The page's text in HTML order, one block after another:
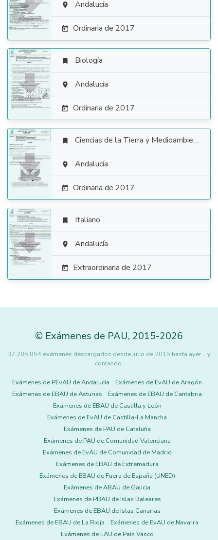
  Andalucía
 Ordinaria de 2017

 Biología
 Andalucía
 Ordinaria de 2017

 Ciencias de la Tierra y Medioambientales
 Andalucía
 Ordinaria de 2017

 Italiano
 Andalucía
 Extraordinaria de 2017
© Exámenes de PAU, 2015-2026
37.285.854 exámenes descargados desde julio de 2015 hasta ayer... y
contando.
Exámenes de PEvAU de Andalucía
Exámenes de EvAU de Aragón
Exámenes de EBAU de Asturias
Exámenes de EBAU de Cantabria
Exámenes de EBAU de Castilla y León
Exámenes de EvAU de Castilla-La Mancha
Exámenes de PAU de Cataluña
Exámenes de PAU de Comunidad Valenciana
Exámenes de EvAU de Comunidad de Madrid
Exámenes de EBAU de Extremadura
Exámenes de EBAU de Fuera de España (UNED)
Exámenes de ABAU de Galicia
Exámenes de PBAU de Islas Baleares
Exámenes de EBAU de Islas Canarias
Exámenes de EBAU de La Rioja
Exámenes de EvAU de Navarra
Exámenes de EAU de País Vasco